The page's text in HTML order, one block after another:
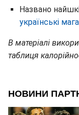
Названо
українські
В матеріалі
таблиця